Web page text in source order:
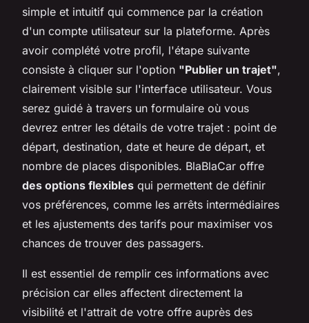
simple et intuitif qui commence par la création
d'un compte utilisateur sur la plateforme. Après
avoir complété votre profil, l'étape suivante
consiste à cliquer sur l'option "Publier un trajet",
clairement visible sur l'interface utilisateur. Vous
serez guidé à travers un formulaire où vous
devrez entrer les détails de votre trajet : point de
départ, destination, date et heure de départ, et
nombre de places disponibles. BlaBlaCar offre
des options flexibles qui permettent de définir
vos préférences, comme les arrêts intermédiaires
et les ajustements des tarifs pour maximiser vos
chances de trouver des passagers.
Il est essentiel de remplir ces informations avec
précision car elles affectent directement la
visibilité et l'attrait de votre offre auprès des